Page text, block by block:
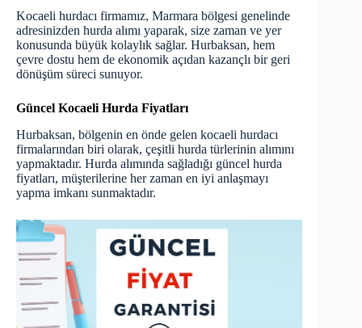
Kocaeli hurdacı firmamız, Marmara bölgesi genelinde
adresinizden hurda alımı yaparak, size zaman ve yer
konusunda büyük kolaylık sağlar. Hurbaksan, hem
çevre dostu hem de ekonomik açıdan kazançlı bir geri
dönüşüm süreci sunuyor.
Güncel Kocaeli Hurda Fiyatları
Hurbaksan, bölgenin en önde gelen kocaeli hurdacı
firmalarından biri olarak, çeşitli hurda türlerinin alımını
yapmaktadır. Hurda alımında sağladığı güncel hurda
fiyatları, müşterilerine her zaman en iyi anlaşmayı
yapma imkanı sunmaktadır.